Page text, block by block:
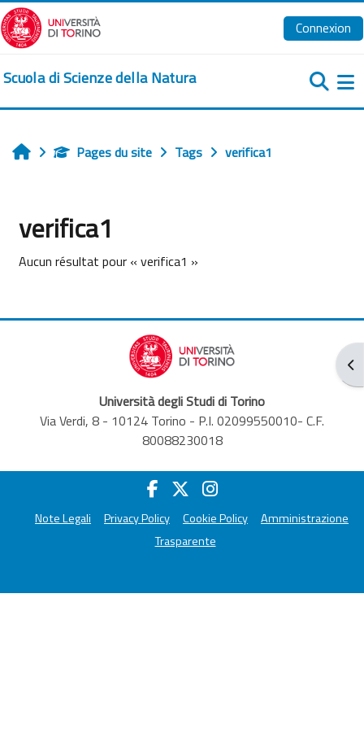
Passer au contenu principal
Connexion
Scuola di Scienze della Natura
AccueilPages du site Tags verifica1
verifica1
Aucun résultat pour « verifica1 »
Università degli Studi di Torino
Via Verdi, 8 - 10124 Torino - P.I. 02099550010- C.F.
80088230018
Note Legali Privacy Policy Cookie Policy
Amministrazione
Trasparente